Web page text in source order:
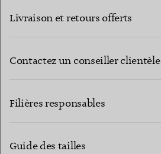
Livraison et retours offerts
Contactez un conseiller clientèle
Filières responsables
Guide des tailles